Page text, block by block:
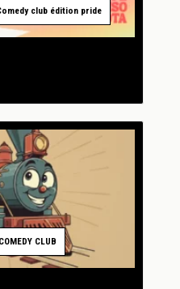
club édition pride
CLUB